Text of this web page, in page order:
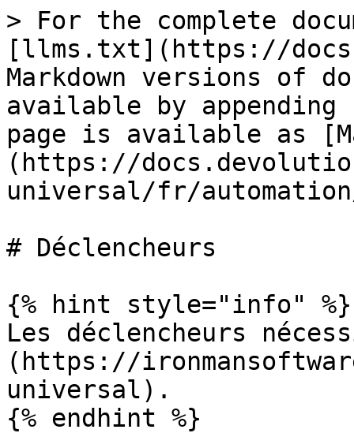
> For the complete
[llms.txt](https://
Markdown versions of
available by
page is available as
(https://
universal/fr/
# Déclencheurs
{% hint style="info" %}
Les déclencheurs
(https://
universal).
{% endhint %}